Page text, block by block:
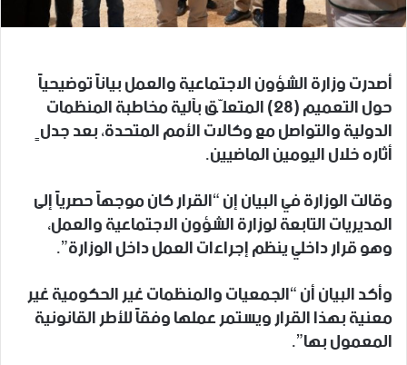
أصدرت وزارة الشؤون الاجتماعية والعمل بياناً توضيحياً
حول التعميم (28) المتعلّق بآلية مخاطبة المنظمات
الدولية والتواصل مع وكالات الأمم المتحدة، بعد جدلٍ
أثاره خلال اليومين الماضيين.
وقالت الوزارة في البيان إن “القرار كان موجهاً حصرياً إلى
المديريات التابعة لوزارة الشؤون الاجتماعية والعمل،
وهو قرار داخلي ينظم إجراءات العمل داخل الوزارة”.
وأكد البيان أن “الجمعيات والمنظمات غير الحكومية غير
معنية بهذا القرار ويستمر عملها وفقاً للأطر القانونية
المعمول بها”.